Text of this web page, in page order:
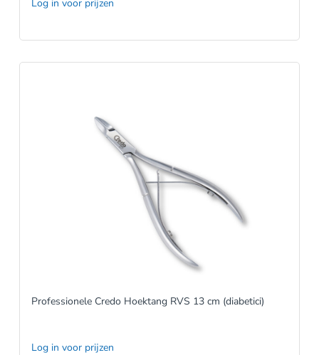
Log in voor prijzen
Professionele Credo Hoektang RVS 13 cm (diabetici)
Log in voor prijzen